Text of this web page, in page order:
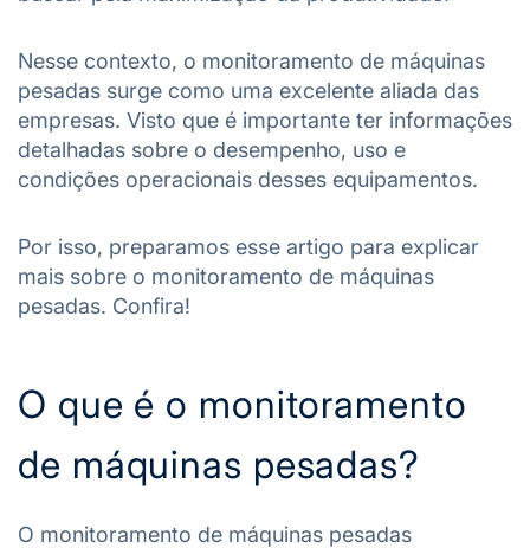
Nesse contexto, o monitoramento de máquinas
pesadas surge como uma excelente aliada das
empresas. Visto que é importante ter informações
detalhadas sobre o desempenho, uso e
condições operacionais desses equipamentos.
Por isso, preparamos esse artigo para explicar
mais sobre o monitoramento de máquinas
pesadas. Confira!
O que é o monitoramento
de máquinas pesadas?
O monitoramento de máquinas pesadas